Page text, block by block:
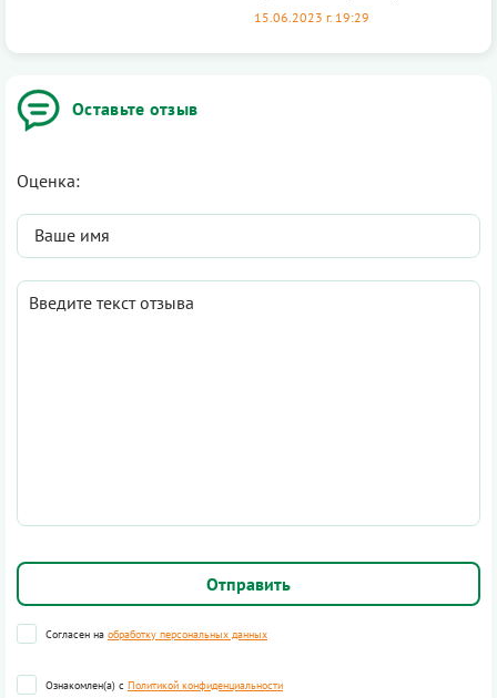
Оставьте отзыв
Оценка:
Согласен на обработку персональных данных
Ознакомлен(а) с Политикой конфиденциальности
15.06.2023 г. 19:29